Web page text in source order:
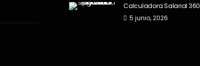
Calculadora Salarial 360
5 junio, 2026